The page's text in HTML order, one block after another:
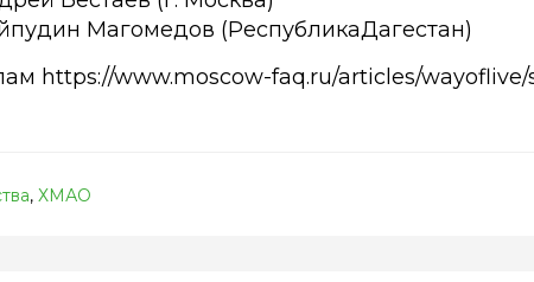
Магомедов (РеспубликаДагестан)
https://www.moscow-faq.ru/articles/wayoflive/
, ХМАО